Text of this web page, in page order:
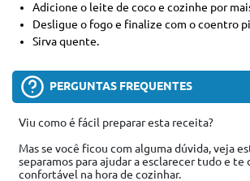
Adicione o leite de coco e cozinhe por
Desligue o fogo e finalize com o coentro
Sirva quente.
PERGUNTAS FREQUENTES
Viu como é fácil preparar esta receita?
Mas se você ficou com alguma dúvida, veja
separamos para ajudar a esclarecer tudo e te
confortável na hora de cozinhar.